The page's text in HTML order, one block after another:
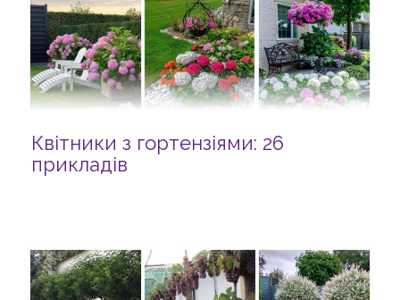
Квітники з гортензіями: 26
прикладів